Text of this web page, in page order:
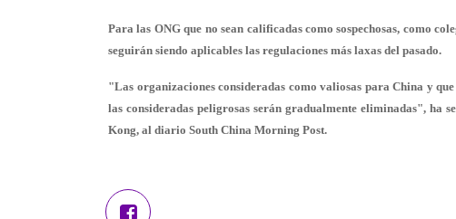
Para las ONG que no sean calificadas como sospechosas, como
seguirán siendo aplicables las regulaciones más laxas del pasado.
"Las organizaciones consideradas como valiosas para China y
las consideradas peligrosas serán gradualmente eliminadas", ha
Kong, al diario South China Morning Post.